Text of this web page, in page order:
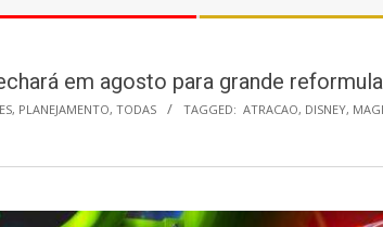
em agosto para grande
, PLANEJAMENTO, TODAS TAGGED: ATRACAO, DISNEY,